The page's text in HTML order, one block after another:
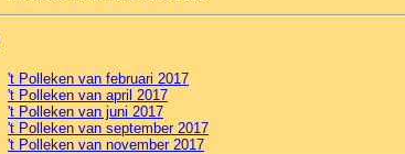
't Polleken van februari 2017
't Polleken van april 2017
't Polleken van juni 2017
't Polleken van september 2017
't Polleken van november 2017